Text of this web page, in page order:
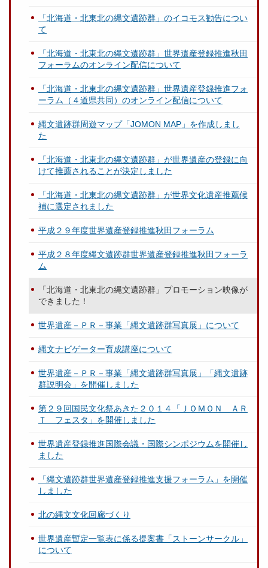
「北海道・北東北の縄文遺跡群」のイコモス勧告につい
て
「北海道・北東北の縄文遺跡群」世界遺産登録推進秋田
フォーラムのオンライン配信について
「北海道・北東北の縄文遺跡群」世界遺産登録推進フォ
ーラム（４道県共同）のオンライン配信について
縄文遺跡群周遊マップ「JOMON MAP」を作成しまし
た
「北海道・北東北の縄文遺跡群」が世界遺産の登録に向
けて推薦されることが決定しました
「北海道・北東北の縄文遺跡群」が世界文化遺産推薦候
補に選定されました
平成２９年度世界遺産登録推進秋田フォーラム
平成２８年度縄文遺跡群世界遺産登録推進秋田フォーラ
ム
「北海道・北東北の縄文遺跡群」プロモーション映像が
できました！
世界遺産－ＰＲ－事業「縄文遺跡群写真展」について
縄文ナビゲーター育成講座について
世界遺産－ＰＲ－事業「縄文遺跡群写真展」「縄文遺跡
群説明会」を開催しました
第２９回国民文化祭あきた２０１４「ＪＯＭＯＮ ＡＲ
Ｔ フェスタ」を開催しました
世界遺産登録推進国際会議・国際シンポジウムを開催し
ました
「縄文遺跡群世界遺産登録推進支援フォーラム」を開催
しました
北の縄文文化回廊づくり
世界遺産暫定一覧表に係る提案書「ストーンサークル」
について